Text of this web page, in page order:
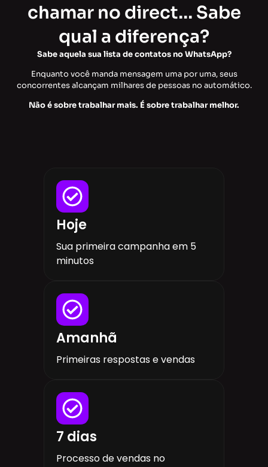
chamar no direct… Sabe
qual a diferença?
Sabe aquela sua lista de contatos no WhatsApp?
Enquanto você manda mensagem uma por uma, seus
concorrentes alcançam milhares de pessoas no automático.
Não é sobre trabalhar mais. É sobre trabalhar melhor.
Hoje
Sua primeira campanha em 5
minutos
Amanhã
Primeiras respostas e vendas
7 dias
Processo de vendas no